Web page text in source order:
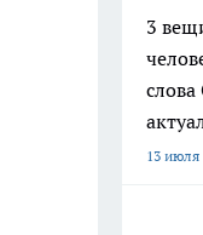
3
13 июля